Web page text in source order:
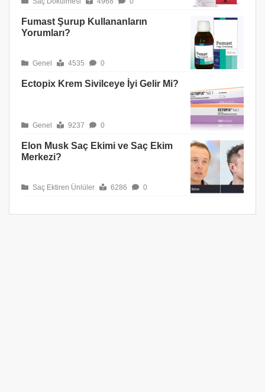
Fumast Şurup Kullananların
Yorumları?
Genel 4535 0
Ectopix Krem Sivilceye İyi Gelir Mi?
Genel 9237 0
Elon Musk Saç Ekimi ve Saç Ekim
Merkezi?
Saç Ektiren Ünlüler 6286 0